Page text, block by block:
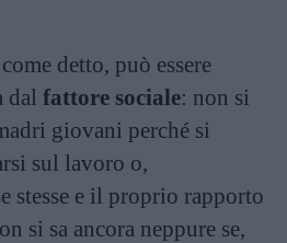
detto, può essere
dal fattore sociale: non si
giovani perché si
sul lavoro o,
stesse e il proprio rapporto
si sa ancora neppure se,